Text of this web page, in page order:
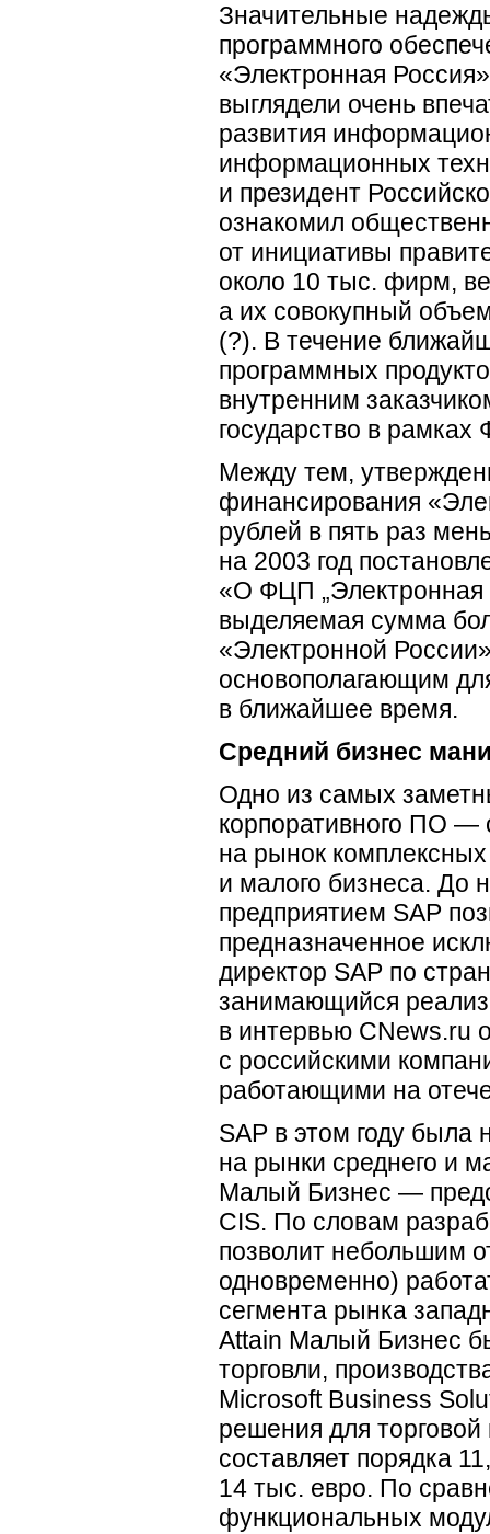
Значительные
программного
«Электронная
выглядели очень
развития
информационных
и президент
ознакомил
от инициативы
около 10 тыс. фирм,
а их совокупный
(?). В течение
программных
внутренним
государство в
Между тем,
финансирования
рублей в пять раз
на 2003 год
«О ФЦП „Электронная
выделяемая сумма
«Электронной
основополагающим
в ближайшее время.
Средний бизнес
Одно из самых
корпоративного ПО —
на рынок
и малого бизнеса. До
предприятием SAP
предназначенное
директор SAP по
занимающийся
в интервью CNews.ru
с российскими
работающими на
SAP в этом году была
на рынки среднего и
Малый Бизнес —
CIS. По словам
позволит небольшим
одновременно)
сегмента рынка
Attain Малый Бизнес
торговли,
Microsoft Business
решения для торговой
составляет порядка
14 тыс. евро. По
функциональных